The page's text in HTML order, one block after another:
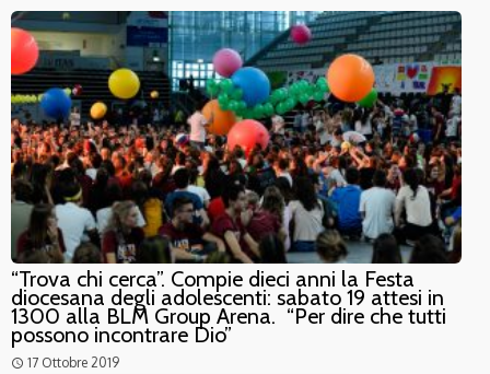
“Trova chi cerca”. Compie dieci anni la Festa
diocesana degli adolescenti: sabato 19 attesi in
1300 alla BLM Group Arena. “Per dire che tutti
possono incontrare Dio”
access_time 17 Ottobre 2019